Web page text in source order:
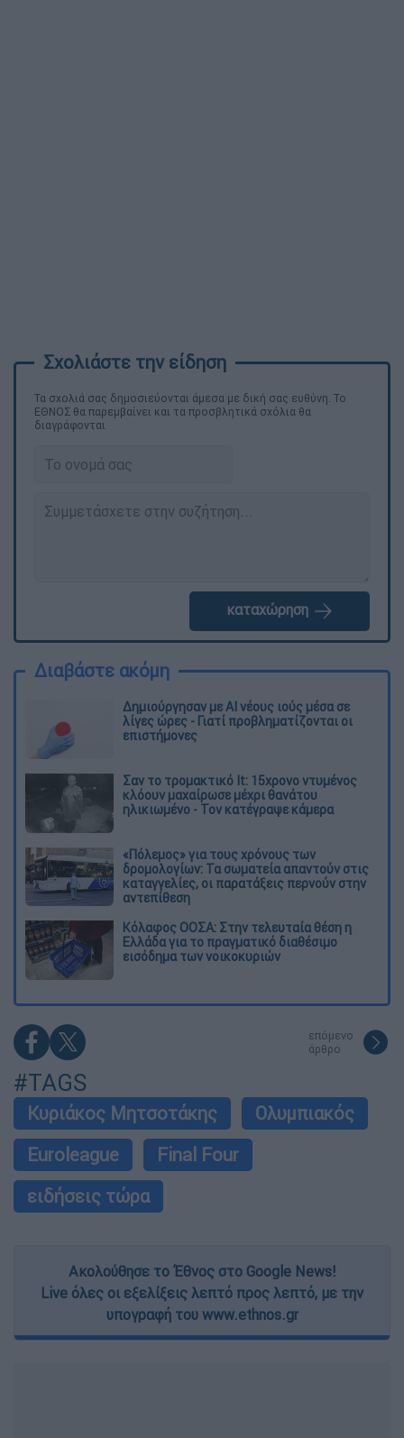
Τα σχολιά σας δημοσιεύονται άμεσα με δική σας ευθύνη. Το
ΕΘΝΟΣ θα παρεμβαίνει και τα προσβλητικά σχόλια θα
διαγράφονται
καταχώρηση
Διαβάστε ακόμη
Δημιούργησαν με AI νέους ιούς μέσα σε
λίγες ώρες - Γιατί προβληματίζονται οι
επιστήμονες
Σαν το τρομακτικό It: 15χρονο ντυμένος
κλόουν μαχαίρωσε μέχρι θανάτου
ηλικιωμένο - Τον κατέγραψε κάμερα
«Πόλεμος» για τους χρόνους των
δρομολογίων: Τα σωματεία απαντούν στις
καταγγελίες, οι παρατάξεις περνούν στην
αντεπίθεση
Κόλαφος ΟΟΣΑ: Στην τελευταία θέση η
Ελλάδα για το πραγματικό διαθέσιμο
εισόδημα των νοικοκυριών
επόμενο
άρθρο
#TAGS
Κυριάκος Μητσοτάκης
Ολυμπιακός
Euroleague
Final Four
ειδήσεις τώρα
Ακολούθησε το Έθνος στο Google News!
Live όλες οι εξελίξεις λεπτό προς λεπτό, με την
υπογραφή του www.ethnos.gr